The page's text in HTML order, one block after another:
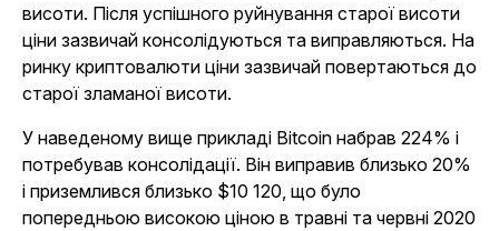
висоти. Після успішного руйнування старої висоти
ціни зазвичай консолідуються та виправляються. На
ринку криптовалюти ціни зазвичай повертаються до
старої зламаної висоти.
У наведеному вище прикладі Bitcoin набрав 224% і
потребував консолідації. Він виправив близько 20%
і приземлився близько $10 120, що було
попередньою високою ціною в травні та червні 2020